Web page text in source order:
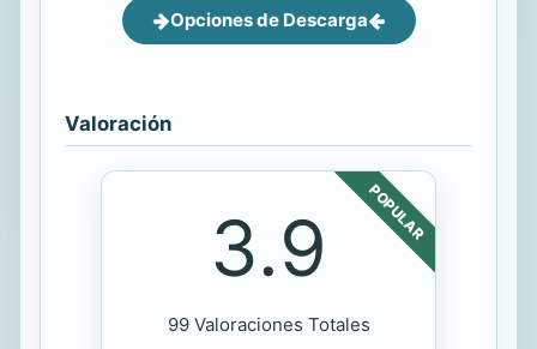
Opciones de Descarga
Valoración
POPULAR
3.9
99 Valoraciones Totales